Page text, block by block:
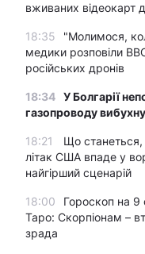
вживаних відеокарт
18:35
"Молимося,
медики розповіли
російських дронів
18:34 У Болгарії
газопроводу
18:21
Що
літак США впаде у
найгірший сценарій
18:00
Гороскоп на 9
Таро: Скорпіонам –
зрада